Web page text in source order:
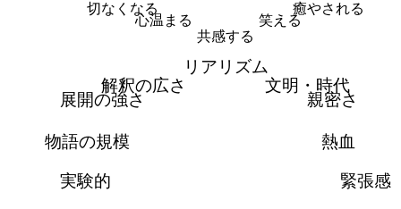
癒やされる
笑える
共感する
心温まる
切なくなる
リアリズム
文明・時代
親密さ
熱血
緊張感
実験的
物語の規模
展開の強さ
解釈の広さ